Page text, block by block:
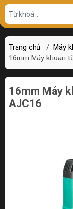
Trang chủ / Máy
16mm Máy khoan
Giá bán
16mm Máy
AJC16